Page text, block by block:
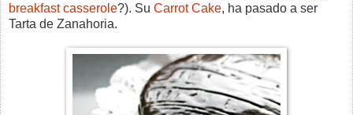
breakfast casserole?). Su Carrot Cake, ha pasado a ser
Tarta de Zanahoria.